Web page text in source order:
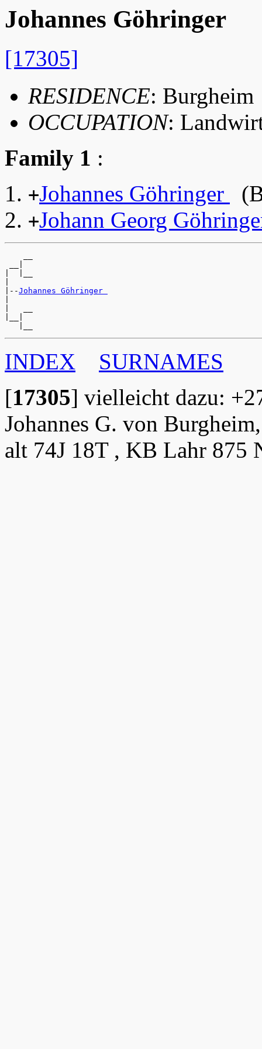
Johannes Göhringer
[17305]
RESIDENCE: Burgheim
OCCUPATION:
Family 1 :
+Johannes Göhringer
+Johann Georg
|--Johannes Göhringer
INDEX
SURNAMES
[17305] vielleicht dazu:
Johannes G. von Burgheim,
alt 74J 18T , KB Lahr 875